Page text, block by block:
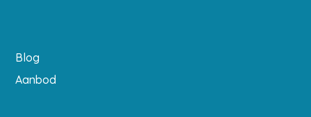
Blog
Aanbod